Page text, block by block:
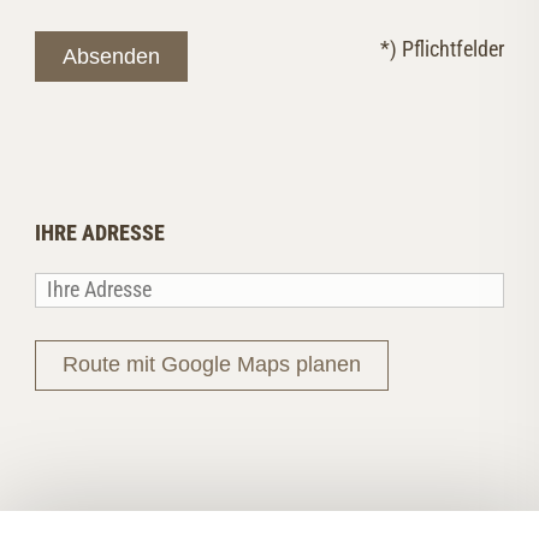
IHRE ADRESSE
Route mit Google Maps planen
Absenden *) Pflichtfelder